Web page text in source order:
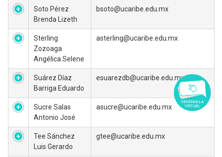
Soto Pérez
Brenda Lizeth
bsoto@ucaribe.edu.mx
Sterling
Zozoaga
Angélica Selene
asterling@ucaribe.edu.mx
Suárez Díaz
Barriga Eduardo
esuarezdb@ucaribe.edu.mx
Sucre Salas
Antonio José
asucre@ucaribe.edu.mx
Tee Sánchez
Luis Gerardo
gtee@ucaribe.edu.mx